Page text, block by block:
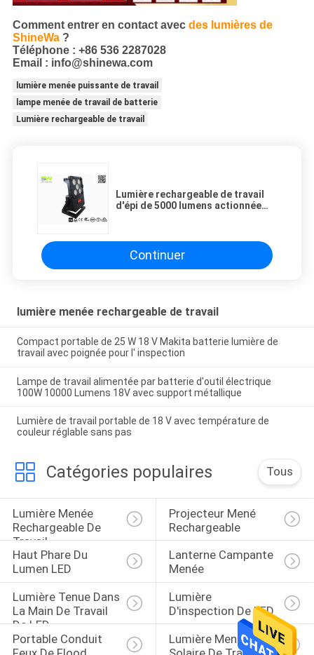
Comment entrer en contact avec des lumières de
ShineWa?
Téléphone : +86 536 2287028
Email : info@shinewa.com
lumière menée puissante de travail
lampe menée de travail de batterie
Lumière rechargeable de travail
Lumière rechargeable de travail
d'épi de 5000 lumens actionnée
Continuer
lumière menée rechargeable de travail
Compact portable de 25 W 18 V Makita batterie lumière de
travail avec poignée pour l' inspection
Lampe de travail alimentée par batterie d'outil électrique
100W 10000 Lumens 18V avec support métallique
Lumière de travail portable de 18 V avec température de
couleur réglable sans pas
Catégories populaires Tous
Lumière Menée
Rechargeable De
Travail
Projecteur Mené
Rechargeable
Haut Phare Du
Lumen LED
Lanterne Campante
Menée
Lumière Tenue Dans
La Main De Travail
De LED
Lumière
D'inspection De LED
Portable Conduit
Lumière Menée